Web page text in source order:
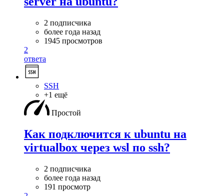
2 подписчика
более года назад
1945 просмотров
2
ответа
SSH
+1 ещё
Простой
Как подключится к ubuntu на
virtualbox через wsl по ssh?
2 подписчика
более года назад
191 просмотр